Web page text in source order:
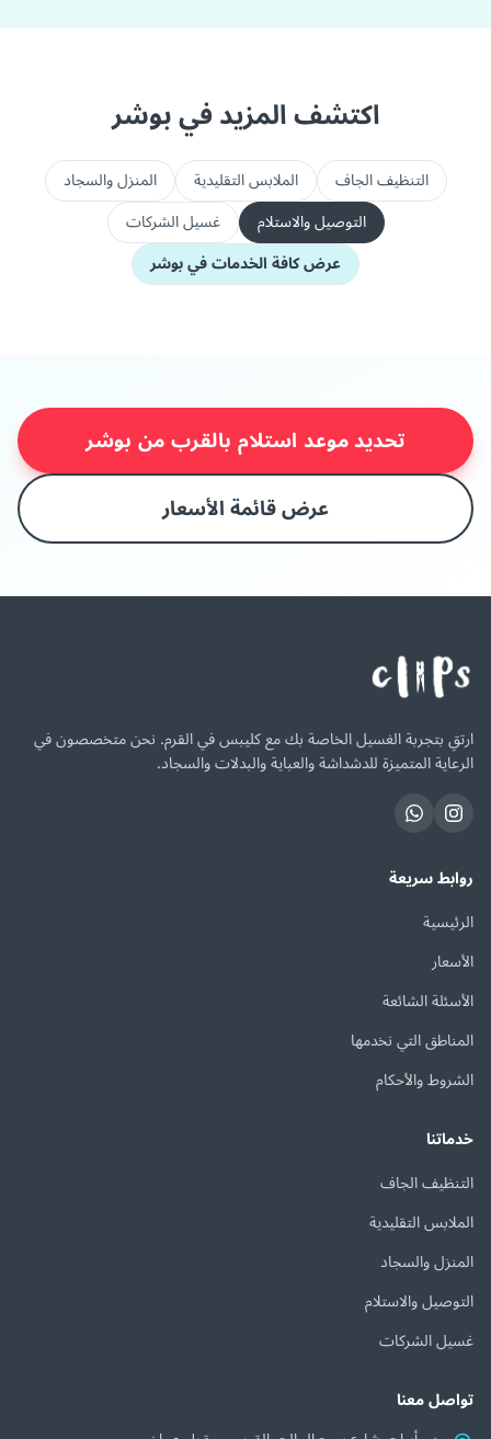
اكتشف المزيد في بوشر
التنظيف الجاف الملابس التقليدية
المنزل والسجاد
التوصيل والاستلام
غسيل الشركات
عرض كافة الخدمات في بوشر
تحديد موعد استلام بالقرب من بوشر
عرض قائمة الأسعار
ارتقِ بتجربة الغسيل الخاصة بك مع كليبس في القرم. نحن متخصصون في
الرعاية المتميزة للدشداشة والعباية والبدلات والسجاد.
روابط سريعة
الرئيسية
الأسعار
الأسئلة الشائعة
المناطق التي نخدمها
الشروط والأحكام
خدماتنا
التنظيف الجاف
الملابس التقليدية
المنزل والسجاد
التوصيل والاستلام
غسيل الشركات
تواصل معنا